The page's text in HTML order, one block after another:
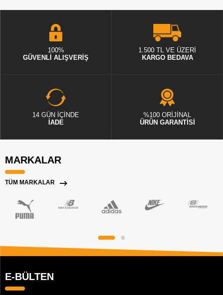
100%
GÜVENLİ ALIŞVERİŞ
1.500 TL VE ÜZERİ
KARGO BEDAVA
14 GÜN İÇİNDE
İADE
%100 ORİJİNAL
ÜRÜN GARANTİSİ
MARKALAR
TÜM MARKALAR
E-BÜLTEN